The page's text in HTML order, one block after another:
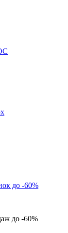
до -60%
до -60%